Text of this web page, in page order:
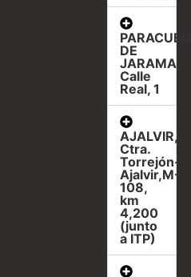
DE
JARAMA,
Calle
Real, 1
AJALVIR,
Ctra.
Torrejón-
Ajalvir,M-
108,
km
4,200
(junto
a ITP)